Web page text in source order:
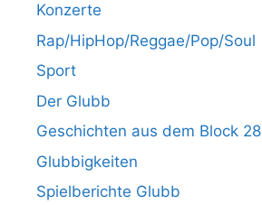
Konzerte
Rap/HipHop/Reggae/Pop/Soul
Sport
Der Glubb
Geschichten aus dem Block 28
Glubbigkeiten
Spielberichte Glubb